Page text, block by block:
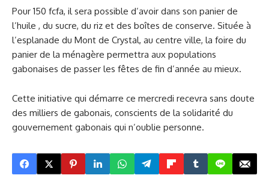
Pour 150 fcfa, il sera possible d’avoir dans son panier de
l’huile , du sucre, du riz et des boîtes de conserve. Située à
l’esplanade du Mont de Crystal, au centre ville, la foire du
panier de la ménagère permettra aux populations
gabonaises de passer les fêtes de fin d’année au mieux.
Cette initiative qui démarre ce mercredi recevra sans doute
des milliers de gabonais, conscients de la solidarité du
gouvernement gabonais qui n’oublie personne.